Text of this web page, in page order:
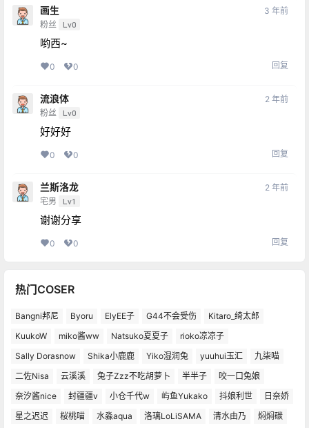
画生
粉丝 Lv0
3 年前
哟西~
0 0 回复
流浪体
粉丝 Lv0
2 年前
好好好
0 0 回复
兰斯洛龙
宅男 Lv1
2 年前
谢谢分享
0 0 回复
热门COSER
Bangni邦尼 Byoru ElyEE子 G44不会受伤
Kitaro_绮太郎
KuukoW
miko酱ww Natsuko夏夏子
rioko凉凉子
Sally Dorasnow
Shika小鹿鹿 Yiko湿润兔 yuuhui玉汇
九柒喵
二佐Nisa
云溪溪 兔子Zzz不吃胡萝卜 半半子
咬一口兔娘
奈汐酱nice
封疆疆v 小仓千代w 屿鱼Yukako 抖娘利世
日奈娇
星之迟迟
桜桃喵 水淼aqua 洛璃LoLiSAMA 清水由乃 焖焖碳